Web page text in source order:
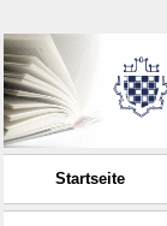
Startseite